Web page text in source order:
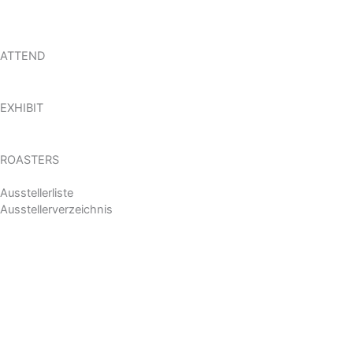
ATTEND
EXHIBIT
ROASTERS
Ausstellerliste
Ausstellerverzeichnis